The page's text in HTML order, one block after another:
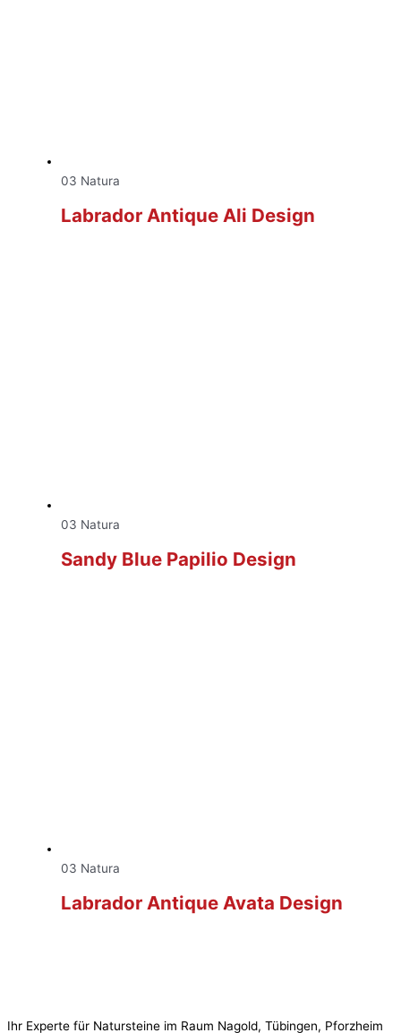
03 Natura
Labrador Antique Ali Design
03 Natura
Sandy Blue Papilio Design
03 Natura
Labrador Antique Avata Design
Ihr Experte für Natursteine im Raum Nagold, Tübingen, Pforzheim